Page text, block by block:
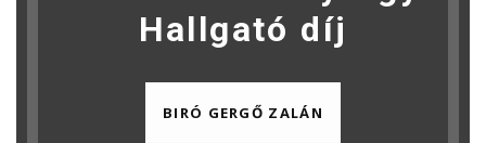
Hallgató díj
BIRÓ GERGŐ ZALÁN